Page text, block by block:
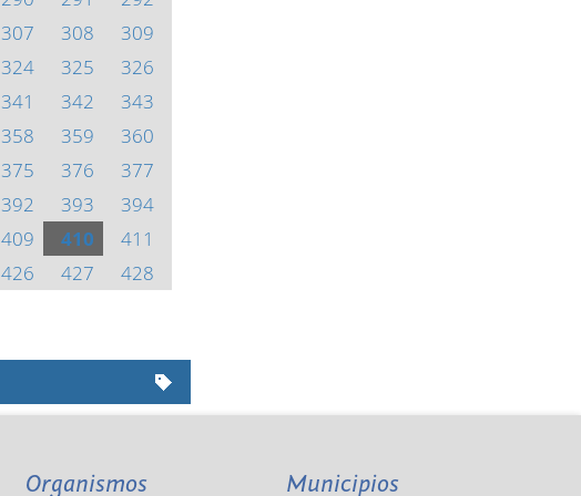
307 308
309
324 325
326
341 342
343
358 359
360
375 376
377
392 393
394
409 410
411
426 427
428
Organismos Municipios